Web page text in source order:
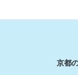
京都